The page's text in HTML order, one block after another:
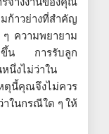
ก้าวย่างที่สำคัญ
ความพยายาม
กขึ้น การรับลูก
นึ่งไม่ว่าใน
คุณจึงไม่ควร
ในกรณีใด ๆ ให้